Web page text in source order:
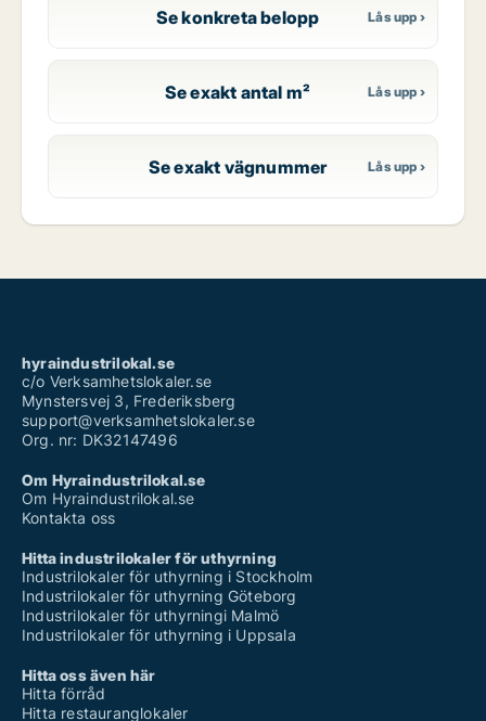
Se konkreta belopp
Se exakt antal m²
Se exakt vägnummer
hyraindustrilokal.se
c/o Verksamhetslokaler.se
Mynstersvej 3, Frederiksberg
support@verksamhetslokaler.se
Org. nr: DK32147496
Om Hyraindustrilokal.se
Om Hyraindustrilokal.se
Kontakta oss
Hitta industrilokaler för uthyrning
Industrilokaler för uthyrning i Stockholm
Industrilokaler för uthyrning Göteborg
Industrilokaler för uthyrningi Malmö
Industrilokaler för uthyrning i Uppsala
Hitta oss även här
Hitta förråd
Hitta restauranglokaler